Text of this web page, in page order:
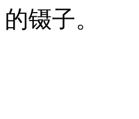
的镊子。